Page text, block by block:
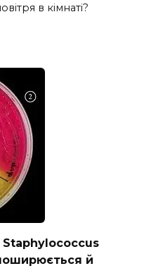
в кімнаті?
й